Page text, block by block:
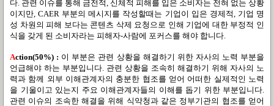
다. 관련 이슈를 통해 금전적, 신체적 피해를 입은 소비자는 전혀 없는 상황
이지만, CAER 부분의 메시지를 작성할때는 기업이 입은 경제적, 기업 명
성 차원의 피해 보다는 콘텐츠 삭제 요청으로 인해 기업에 대한 부정적 인
식을 갖게 된 소비자라는 피해자-사람에 포커스를 해야 합니다.
Action(50%) : 이 부분은 관련 상황을 해결하기 위한 자사의 노력 부분을
언급해야 하는 부분입니다. 관련 상황을 조속히 해결하기 위해 자사의 노
력과 함께 외부 이해관계자의 충분한 협조를 얻어 어떠한 실제적인 노력
을 기울이고 있는지 주요 이해관계자들의 이해를 돕기 위한 부분입니다.
관련 이슈의 조속한 해결을 위해 식약청과 같은 정부기관의 협조를 얻어